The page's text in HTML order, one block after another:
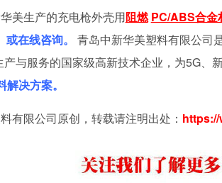
美生产的充电枪外壳用阻燃 PC/ABS合金
或在线咨询。
青岛中新华美塑料有限公司
与服务的国家级高新技术企业，为5G、
决方案。
有限公司原创，转载请注明出处：